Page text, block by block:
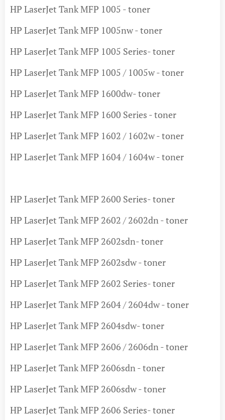
HP LaserJet Tank MFP 1005 - toner
HP LaserJet Tank MFP 1005nw - toner
HP LaserJet Tank MFP 1005 Series- toner
HP LaserJet Tank MFP 1005 / 1005w - toner
HP LaserJet Tank MFP 1600dw- toner
HP LaserJet Tank MFP 1600 Series - toner
HP LaserJet Tank MFP 1602 / 1602w - toner
HP LaserJet Tank MFP 1604 / 1604w - toner
HP LaserJet Tank MFP 2600 Series- toner
HP LaserJet Tank MFP 2602 / 2602dn - toner
HP LaserJet Tank MFP 2602sdn- toner
HP LaserJet Tank MFP 2602sdw - toner
HP LaserJet Tank MFP 2602 Series- toner
HP LaserJet Tank MFP 2604 / 2604dw - toner
HP LaserJet Tank MFP 2604sdw- toner
HP LaserJet Tank MFP 2606 / 2606dn - toner
HP LaserJet Tank MFP 2606sdn - toner
HP LaserJet Tank MFP 2606sdw - toner
HP LaserJet Tank MFP 2606 Series- toner